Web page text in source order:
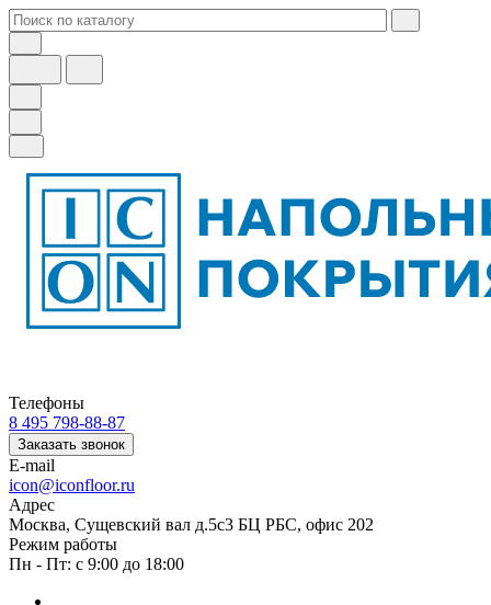
Телефоны
8 495 798-88-87
Заказать звонок
E-mail
icon@iconfloor.ru
Адрес
Москва, Сущевский вал д.5с3 БЦ РБС, офис 202
Режим работы
Пн - Пт: с 9:00 до 18:00